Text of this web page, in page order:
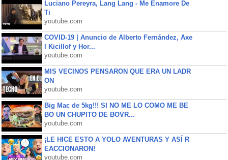
Luciano Pereyra, Lang Lang - Me Enamore De
Ti
youtube.com
COVID-19 | Anuncio de Alberto Fernández, Axe
l Kicillof y Hor...
youtube.com
MIS VECINOS PENSARON QUE ERA UN LADR
ON
youtube.com
Big Mac de 5kg!!! SI NO ME LO COMO ME BE
BO UN CHUPITO DE BOVR...
youtube.com
¡LE HICE ESTO A YOLO AVENTURAS Y ASÍ R
EACCIONARON!
youtube.com